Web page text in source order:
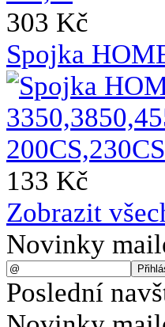
303 Kč
Spojka
133 Kč
Zobrazit
Novinky
Poslední